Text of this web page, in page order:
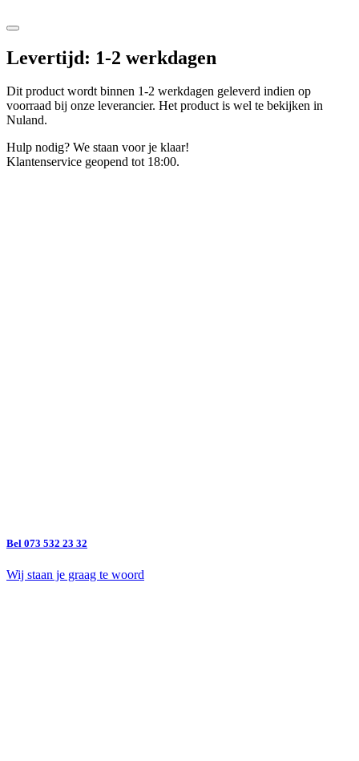
Levertijd: 1-2 werkdagen
Dit product wordt binnen 1-2 werkdagen geleverd indien op
voorraad bij onze leverancier. Het product is wel te bekijken in
Nuland.
Hulp nodig? We staan voor je klaar!
Klantenservice geopend tot 18:00.
Bel 073 532 23 32
Wij staan je graag te woord